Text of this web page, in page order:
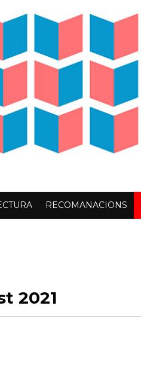
RECOMANACIONS
2021